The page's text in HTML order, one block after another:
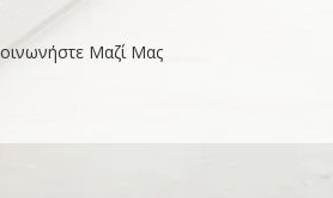
Μαζί Μας